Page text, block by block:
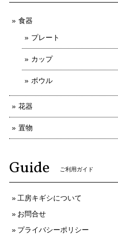
食器
プレート
カップ
ボウル
花器
置物
Guide ご利用ガイド
工房キギシについて
お問合せ
プライバシーポリシー